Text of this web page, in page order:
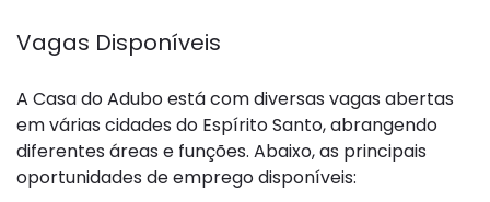
Vagas Disponíveis
A Casa do Adubo está com diversas vagas abertas
em várias cidades do Espírito Santo, abrangendo
diferentes áreas e funções. Abaixo, as principais
oportunidades de emprego disponíveis: